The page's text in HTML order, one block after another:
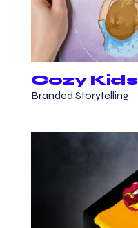
Cozy Kids
Branded Storytelling